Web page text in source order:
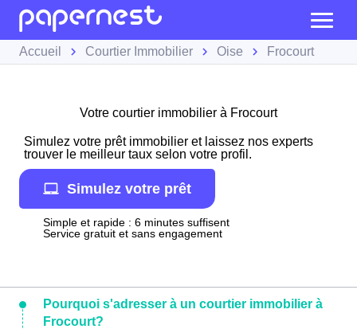
Accueil Courtier Immobilier Oise Frocourt
Votre courtier immobilier à Frocourt
Simulez votre prêt immobilier et laissez nos experts
trouver le meilleur taux selon votre profil.
Simulez votre prêt
Simple et rapide : 6 minutes suffisent
Service gratuit et sans engagement
Pourquoi s'adresser à un courtier immobilier à
Frocourt?